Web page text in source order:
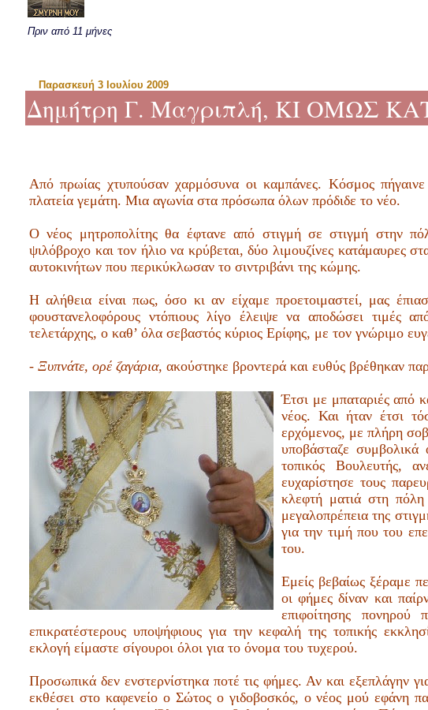
Πριν από 11 μήνες
Παρασκευή 3 Ιουλίου 2009
Δημήτρη Γ. Μαγριπλή, ΚΙ ΟΜΩΣ
Από πρωίας χτυπούσαν χαρμόσυνα οι καμπάνες. Κόσμος
πλατεία γεμάτη. Μια αγωνία στα πρόσωπα όλων πρόδιδε το νέο.
Ο νέος μητροπολίτης θα έφτανε από στιγμή σε στιγμή στην
ψιλόβροχο και τον ήλιο να κρύβεται, δύο λιμουζίνες κατάμαυρες
αυτοκινήτων που περικύκλωσαν το σιντριβάνι της κώμης.
Η αλήθεια είναι πως, όσο κι αν είχαμε προετοιμαστεί, μας
φουστανελοφόρους ντόπιους λίγο έλειψε να αποδώσει τιμές
τελετάρχης, ο καθ’ όλα σεβαστός κύριος Ερίφης, με τον γνώριμο
- Ξυπνάτε, ορέ ζαγάρια, ακούστηκε βροντερά και ευθύς βρέθηκαν
Έτσι με μπαταριές από
νέος. Και ήταν έτσι
ερχόμενος, με πλήρη
υποβάσταζε
τοπικός Βουλευτής,
ευχαρίστησε τους
κλεφτή ματιά στη
μεγαλοπρέπεια της
για την τιμή που του
του.
Εμείς βεβαίως ξέραμε
οι φήμες δίναν και
επιφοίτησης πονηρού
επικρατέστερους υποψήφιους για την κεφαλή της τοπικής
εκλογή είμαστε σίγουροι όλοι για το όνομα του τυχερού.
Προσωπικά δεν ενστερνίστηκα ποτέ τις φήμες. Αν και εξεπλάγην
εκθέσει στο καφενείο ο Σώτος ο γιδοβοσκός, ο νέος μού εφάνη